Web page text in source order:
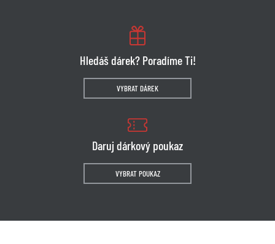
Hledáš dárek? Poradíme Ti!
VYBRAT DÁREK
Daruj dárkový poukaz
VYBRAT POUKAZ